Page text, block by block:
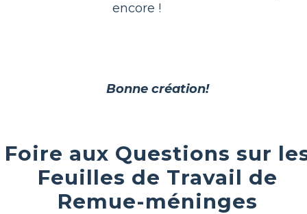
encore !
Bonne création!
Foire aux Questions sur
Feuilles de Travail de
Remue-méninges